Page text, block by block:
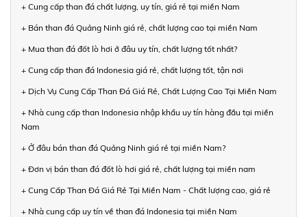
+ Cung cấp than đá chất lượng, uy tín, giá rẻ tại miền Nam
+ Bán than đá Quảng Ninh giá rẻ, chất lượng cao tại miền Nam
+ Mua than đá đốt lò hơi ở đâu uy tín, chất lượng tốt nhất?
+ Cung cấp than đá Indonesia giá rẻ, chất lượng tốt, tận nơi
+ Dịch Vụ Cung Cấp Than Đá Giá Rẻ, Chất Lượng Cao Tại Miền Nam
+ Nhà cung cấp than Indonesia nhập khẩu uy tín hàng đầu tại miền
Nam
+ Ở đâu bán than đá Quảng Ninh giá rẻ tại miền Nam?
+ Đơn vị bán than đá đốt lò hơi giá rẻ, chất lượng tại miền nam
+ Cung Cấp Than Đá Giá Rẻ Tại Miền Nam - Chất lượng cao, giá rẻ
+ Nhà cung cấp uy tín về than đá Indonesia tại miền Nam